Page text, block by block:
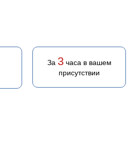
За 3часа в вашем
присутствии